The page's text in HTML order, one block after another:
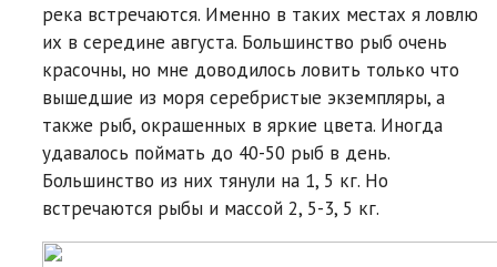
река встречаются. Именно в таких местах я ловлю
их в середине августа. Большинство рыб очень
красочны, но мне доводилось ловить только что
вышедшие из моря серебристые экземпляры, а
также рыб, окрашенных в яркие цвета. Иногда
удавалось поймать до 40-50 рыб в день.
Большинство из них тянули на 1, 5 кг. Но
встречаются рыбы и массой 2, 5-3, 5 кг.